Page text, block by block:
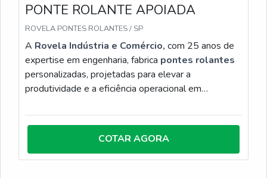
PONTE ROLANTE APOIADA
ROVELA PONTES ROLANTES / SP
A Rovela Indústria e Comércio, com 25 anos de
expertise em engenharia, fabrica pontes rolantes
personalizadas, projetadas para elevar a
produtividade e a eficiência operacional em
configurações apoiadas, suspensas ou especiais,
carga e o layout, garantindo movimentação precisa
de grandes volumes e otimização do espaço fabril.
COTAR AGORA